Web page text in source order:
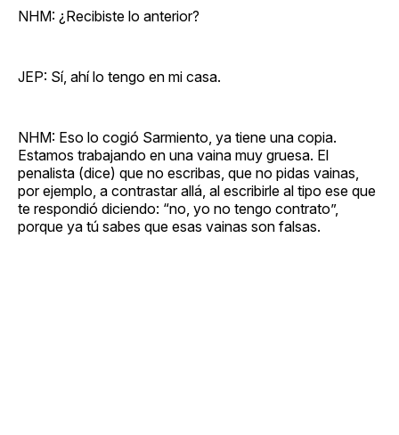
NHM: ¿Recibiste lo anterior?
JEP: Sí, ahí lo tengo en mi casa.
NHM: Eso lo cogió Sarmiento, ya tiene una copia.
Estamos trabajando en una vaina muy gruesa. El
penalista (dice) que no escribas, que no pidas vainas,
por ejemplo, a contrastar allá, al escribirle al tipo ese que
te respondió diciendo: “no, yo no tengo contrato”,
porque ya tú sabes que esas vainas son falsas.